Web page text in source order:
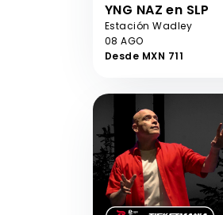
YNG NAZ en SLP
Estación Wadley
08 AGO
Desde MXN 711